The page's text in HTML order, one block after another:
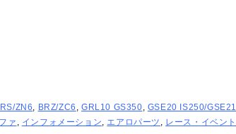
ZN6, BRZ/ZC6 , GRL10 GS350, GSE20 IS250/GSE21
ァ , インフォメーション, エアロパーツ , レース・イベント